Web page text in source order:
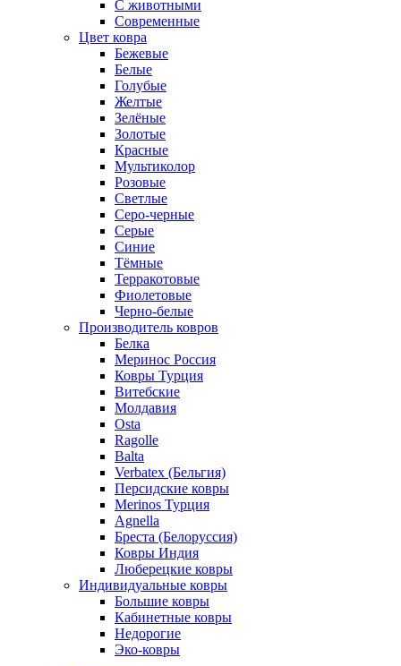
С животными
Современные
Цвет ковра
Бежевые
Белые
Голубые
Желтые
Зелёные
Золотые
Красные
Мультиколор
Розовые
Светлые
Серо-черные
Серые
Синие
Тёмные
Терракотовые
Фиолетовые
Черно-белые
Производитель ковров
Белка
Меринос Россия
Ковры Турция
Витебские
Молдавия
Osta
Ragolle
Balta
Verbatex (Бельгия)
Персидские ковры
Merinos Турция
Agnella
Бреста (Белоруссия)
Ковры Индия
Люберецкие ковры
Индивидуальные ковры
Большие ковры
Кабинетные ковры
Недорогие
Эко-ковры